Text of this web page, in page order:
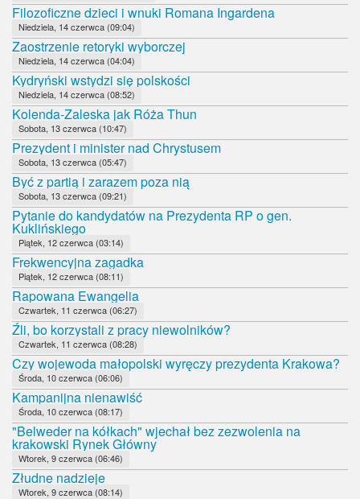
Filozoficzne dzieci i wnuki Romana Ingardena
Niedziela, 14 czerwca (09:04)
Zaostrzenie retoryki wyborczej
Niedziela, 14 czerwca (04:04)
Kydryński wstydzi się polskości
Niedziela, 14 czerwca (08:52)
Kolenda-Zaleska jak Róża Thun
Sobota, 13 czerwca (10:47)
Prezydent i minister nad Chrystusem
Sobota, 13 czerwca (05:47)
Być z partią i zarazem poza nią
Sobota, 13 czerwca (09:21)
Pytanie do kandydatów na Prezydenta RP o gen.
Kuklińskiego
Piątek, 12 czerwca (03:14)
Frekwencyjna zagadka
Piątek, 12 czerwca (08:11)
Rapowana Ewangelia
Czwartek, 11 czerwca (06:27)
Źli, bo korzystali z pracy niewolników?
Czwartek, 11 czerwca (08:28)
Czy wojewoda małopolski wyręczy prezydenta Krakowa?
Środa, 10 czerwca (06:06)
Kampanijna nienawiść
Środa, 10 czerwca (08:17)
"Belweder na kółkach" wjechał bez zezwolenia na
krakowski Rynek Główny
Wtorek, 9 czerwca (06:46)
Złudne nadzieje
Wtorek, 9 czerwca (08:14)